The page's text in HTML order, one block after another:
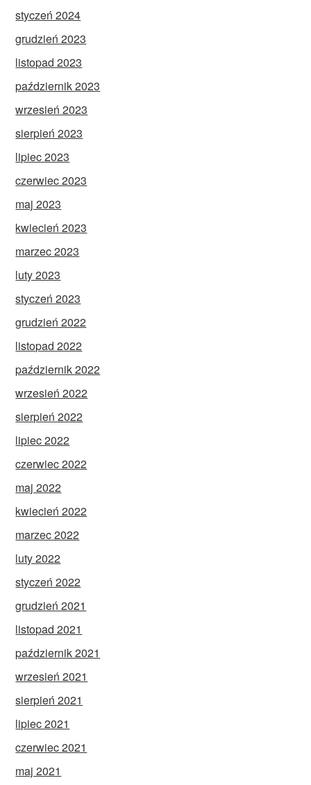
styczeń 2024
grudzień 2023
listopad 2023
październik 2023
wrzesień 2023
sierpień 2023
lipiec 2023
czerwiec 2023
maj 2023
kwiecień 2023
marzec 2023
luty 2023
styczeń 2023
grudzień 2022
listopad 2022
październik 2022
wrzesień 2022
sierpień 2022
lipiec 2022
czerwiec 2022
maj 2022
kwiecień 2022
marzec 2022
luty 2022
styczeń 2022
grudzień 2021
listopad 2021
październik 2021
wrzesień 2021
sierpień 2021
lipiec 2021
czerwiec 2021
maj 2021